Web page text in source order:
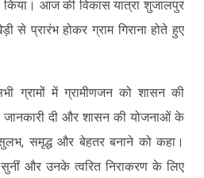
किया। आज की विकास यात्रा शुजालपुर
प्रारंभ होकर ग्राम गिराना होते हुए
ग्रामों में ग्रामीणजन को शासन की
दी और शासन की योजनाओं के
समृद्ध और बेहतर बनाने को कहा।
सुनीं और उनके त्वरित निराकरण के लिए